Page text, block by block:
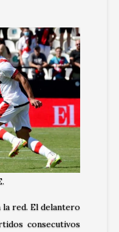
la red. El delantero
consecutivos